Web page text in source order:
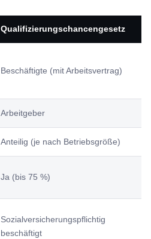
Qualifizierungschancengesetz
Beschäftigte (mit Arbeitsvertrag)
Arbeitgeber
Anteilig (je nach Betriebsgröße)
Ja (bis 75 %)
Sozialversicherungspflichtig
beschäftigt